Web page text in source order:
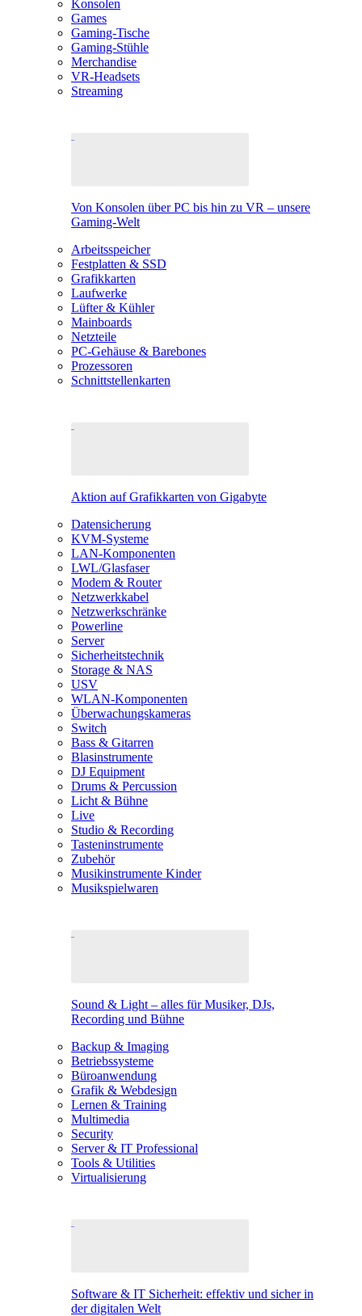
Konsolen
Games
Gaming-Tische
Gaming-Stühle
Merchandise
VR-Headsets
Streaming
Von Konsolen über PC bis hin zu VR – unsere
Gaming-Welt
Arbeitsspeicher
Festplatten & SSD
Grafikkarten
Laufwerke
Lüfter & Kühler
Mainboards
Netzteile
PC-Gehäuse & Barebones
Prozessoren
Schnittstellenkarten
Aktion auf Grafikkarten von Gigabyte
Datensicherung
KVM-Systeme
LAN-Komponenten
LWL/Glasfaser
Modem & Router
Netzwerkkabel
Netzwerkschränke
Powerline
Server
Sicherheitstechnik
Storage & NAS
USV
WLAN-Komponenten
Überwachungskameras
Switch
Bass & Gitarren
Blasinstrumente
DJ Equipment
Drums & Percussion
Licht & Bühne
Live
Studio & Recording
Tasteninstrumente
Zubehör
Musikinstrumente Kinder
Musikspielwaren
Sound & Light – alles für Musiker, DJs,
Recording und Bühne
Backup & Imaging
Betriebssysteme
Büroanwendung
Grafik & Webdesign
Lernen & Training
Multimedia
Security
Server & IT Professional
Tools & Utilities
Virtualisierung
Software & IT Sicherheit: effektiv und sicher in
der digitalen Welt